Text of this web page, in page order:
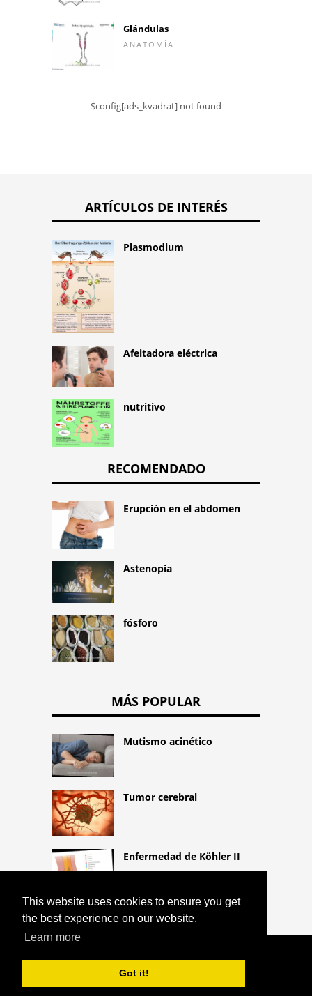
This website uses cookies to ensure you get
the best experience on our website.
Learn more
Got it!
Glándulas
ANATOMÍA
$config[ads_kvadrat] not found
ARTÍCULOS DE INTERÉS
Plasmodium
Afeitadora eléctrica
nutritivo
RECOMENDADO
Erupción en el abdomen
Astenopia
fósforo
MÁS POPULAR
Mutismo acinético
Tumor cerebral
Enfermedad de Köhler II
COPYRIGHT 2026 HTTPS://CQLIFE.NET
INHIBIDOR DEL ACTIVADOR DEL